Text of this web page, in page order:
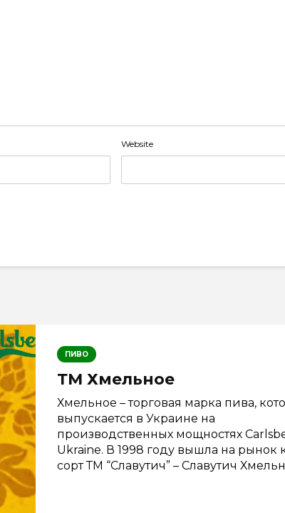
Website
ПИВО
ТМ Хмельное
Хмельное – торговая марка пива,
выпускается в Украине на
производственных мощностях
Ukraine. В 1998 году вышла на рынок
сорт ТМ “Славутич” – Славутич